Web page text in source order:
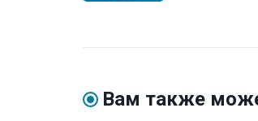
Вам также